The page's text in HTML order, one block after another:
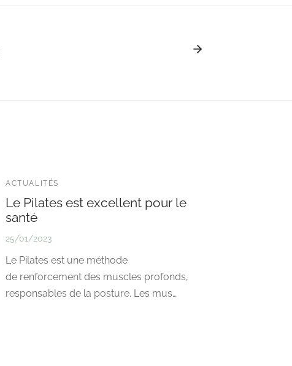
ACTUALITÉS
Le Pilates est excellent pour le
santé
25/01/2023
Le Pilates est une méthode
de renforcement des muscles profonds,
responsables de la posture. Les mus…